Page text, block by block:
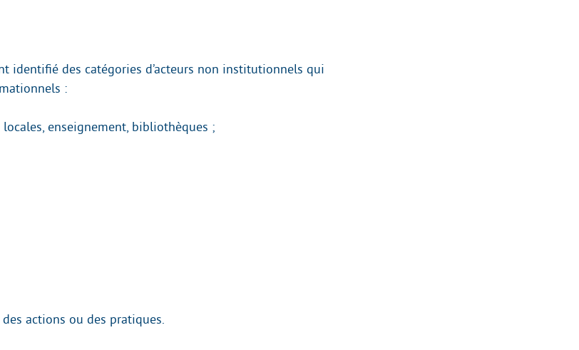
identifié des catégories d’acteurs non institutionnels qui
:
enseignement, bibliothèques ;
actions ou des pratiques.